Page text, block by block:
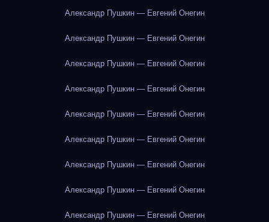
Александр Пушкин — Евгений Онегин
Александр Пушкин — Евгений Онегин
Александр Пушкин — Евгений Онегин
Александр Пушкин — Евгений Онегин
Александр Пушкин — Евгений Онегин
Александр Пушкин — Евгений Онегин
Александр Пушкин — Евгений Онегин
Александр Пушкин — Евгений Онегин
Александр Пушкин — Евгений Онегин